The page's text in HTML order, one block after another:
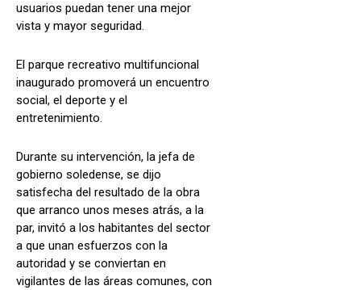
usuarios puedan tener una mejor
vista y mayor seguridad.
El parque recreativo multifuncional
inaugurado promoverá un encuentro
social, el deporte y el
entretenimiento.
Durante su intervención, la jefa de
gobierno soledense, se dijo
satisfecha del resultado de la obra
que arranco unos meses atrás, a la
par, invitó a los habitantes del sector
a que unan esfuerzos con la
autoridad y se conviertan en
vigilantes de las áreas comunes, con